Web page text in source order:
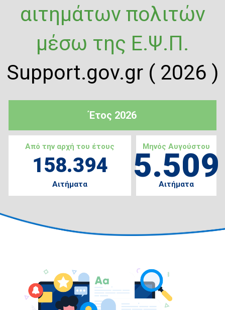
Έτος 2026
Από την αρχή του έτους
158.394
Αιτήματα
Μηνός Αυγούστου
5.509
Αιτήματα
αιτημάτων πολιτών
μέσω της Ε.Ψ.Π.
Support.gov.gr ( 2026 )